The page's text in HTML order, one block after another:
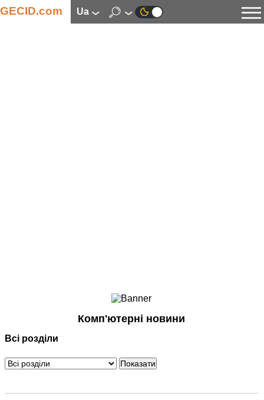
GECID.com ua
Смартфони
Периферія
Програмне забезпечення
Комп'ютерні новини
Всі розділи